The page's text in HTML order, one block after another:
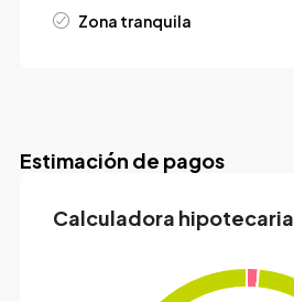
Zona tranquila
Estimación de pagos
Calculadora hipotecaria